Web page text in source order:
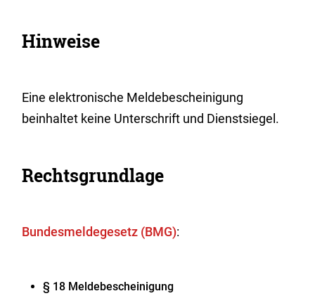
Hinweise
Eine elektronische Meldebescheinigung
beinhaltet keine Unterschrift und Dienstsiegel.
Rechtsgrundlage
Bundesmeldegesetz (BMG):
§ 18 Meldebescheinigung